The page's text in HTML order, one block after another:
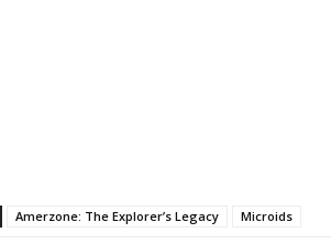
Amerzone: The Explorer’s Legacy Microids